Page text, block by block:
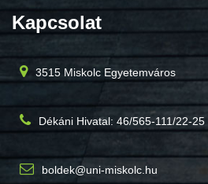
Kapcsolat
3515 Miskolc Egyetemváros
Dékáni Hivatal: 46/565-111/22-25
boldek@uni-miskolc.hu